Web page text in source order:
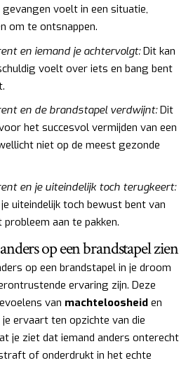
voelt in een situatie,
om te ontsnappen.
en iemand je achtervolgt:Dit kan
voelt over iets en bang bent
en de brandstapel verdwijnt:Dit
het succesvol vermijden van een
niet op de meest gezonde
en je uiteindelijk toch terugkeert:
uiteindelijk toch bewust bent van
aan te pakken.
op een brandstapel zien
op een brandstapel in je droom
ervaring zijn. Deze
van machteloosheid en
ervaart ten opzichte van die
je ziet dat iemand anders onterecht
of onderdrukt in het echte